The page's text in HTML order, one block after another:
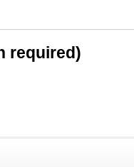
required)